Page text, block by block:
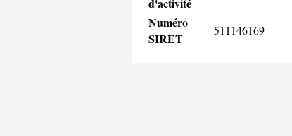
Numéro
SIRET
511146169